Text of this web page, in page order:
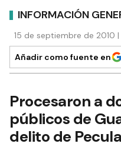
INFORMACIÓN
15 de septiembre de 2010
Añadir como fuente en
Procesaron a
públicos de
delito de